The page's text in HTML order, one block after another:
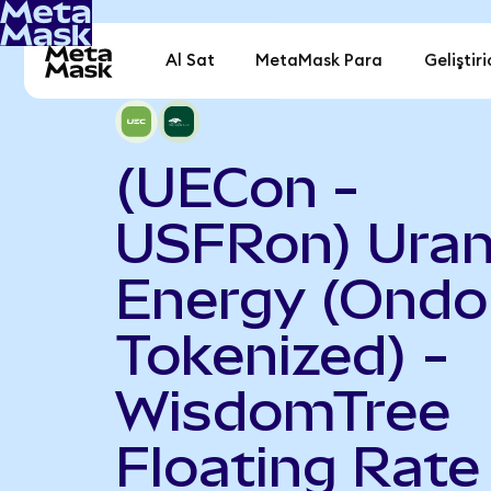
Al Sat MetaMask Para
(UECon -
USFRon)
Energy (Ondo
Tokenized) -
WisdomTree
Floating Rate